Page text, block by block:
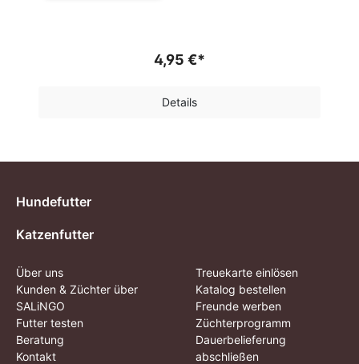
4,95 €*
Details
Hundefutter
Katzenfutter
Über uns
Kunden & Züchter über
SALiNGO
Futter testen
Beratung
Kontakt
Treuekarte einlösen
Katalog bestellen
Freunde werben
Züchterprogramm
Dauerbelieferung
abschließen